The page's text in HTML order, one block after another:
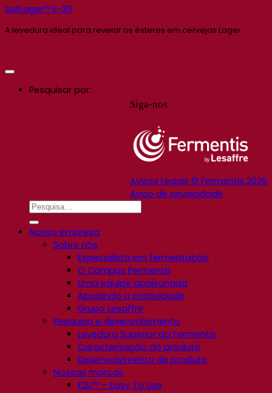
SafLager™ E-30
A levedura ideal para revelar os ésteres em cervejas Lager
Siga-nos
Avisos Legais © Fermentis 2026
Aviso de privacidade
Pesquisar por:
Nossa empresa
Sobre nós
Especialista em fermentação
O Campus Fermentis
Uma equipe apaixonada
Apoiando a criatividade
Grupo Lesaffre
Pesquisa e desenvolvimento
Levedura Superior da Fermentis
Caracterização do produto
Desenvolvimento de produto
Nossas marcas
E2U™ – Easy To Use